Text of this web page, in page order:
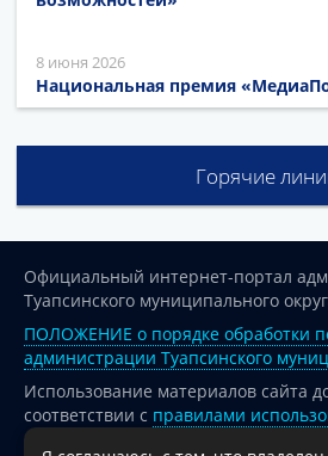
8 июня 2026
Национальная премия
Горячие
Официальный интернет-портал
Туапсинского муниципального
ПОЛОЖЕНИЕ о порядке обработки
администрации Туапсинского
Использование материалов сайта
соответствии с правилами
опубликованных на сайте